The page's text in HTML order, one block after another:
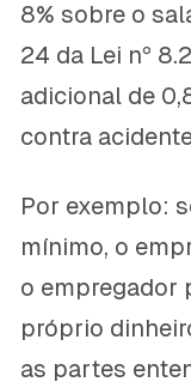
8% sobre o
24 da Lei nº
adicional de
contra
Por exemplo:
mínimo, o
o empregador
próprio
as partes